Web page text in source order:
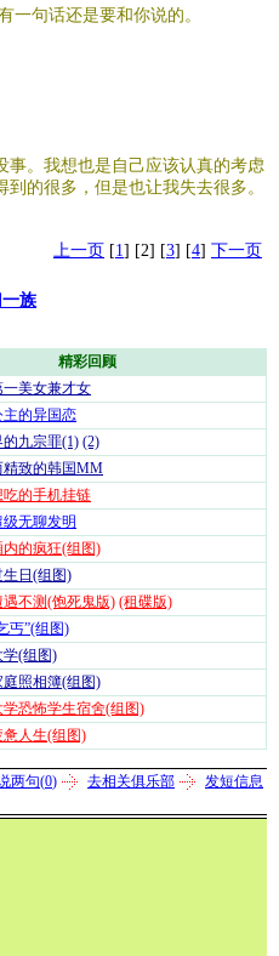
一句话还是要和你说的。
事。我想也是自己应该认真的考虑
的很多，但是也让我失去很多。
上一页 [1] [2] [3] [4] 下一页
族
精彩回顾
美女兼才女
的异国恋
九宗罪(1) (2)
精致的韩国MM
的手机挂链
无聊发明
的疯狂(组图)
日(组图)
不测(饱死鬼版) (租碟版)
丐”(组图)
学(组图)
照相簿(组图)
学恐怖学生宿舍(组图)
惫人生(组图)
两句(0) 去相关俱乐部 发短信息